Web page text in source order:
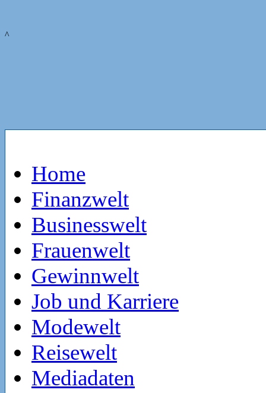
^
Home
Finanzwelt
Businesswelt
Frauenwelt
Gewinnwelt
Job und Karriere
Modewelt
Reisewelt
Mediadaten